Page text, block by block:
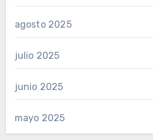
agosto 2025
julio 2025
junio 2025
mayo 2025